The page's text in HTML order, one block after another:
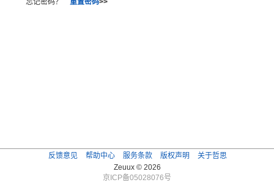
忘记密码？ 重置密码>>
反馈意见 帮助中心 服务条款 版权声明
关于哲思
Zeuux © 2026
京ICP备05028076号